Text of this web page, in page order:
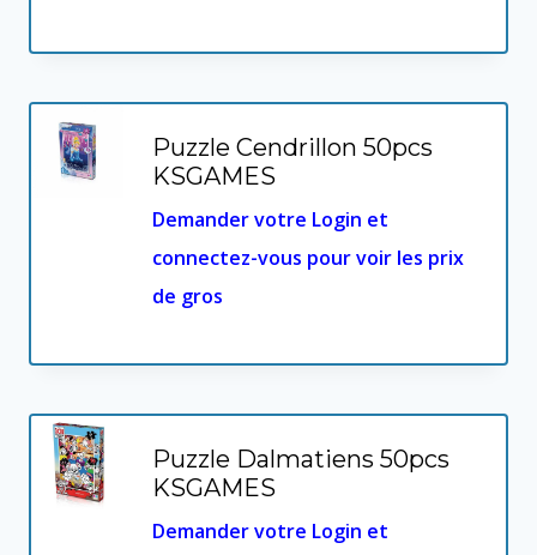
Puzzle Cendrillon 50pcs
KSGAMES
Demander votre Login et
connectez-vous pour voir les prix
de gros
Puzzle Dalmatiens 50pcs
KSGAMES
Demander votre Login et